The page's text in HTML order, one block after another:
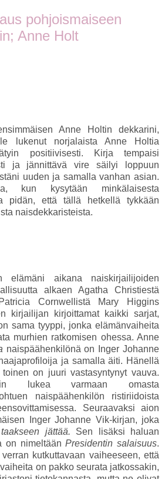
pohjoismaiseen
Anne Holt
Anne Holtin dekkarini,
lukenut norjalaista Anne Holtia
positiivisesti. Kirja tempaisi
ja jännittävä vire säilyi loppuun
uuden ja samalla vanhan asian.
kun kysytään minkälaisesta
pidän, että tällä hetkellä tykkään
naisdekkaristeista.
elämäni aikana naiskirjailijoiden
alkaen Agatha Christiestä
Cornwellistä Mary Higgins
kirjailijan kirjoittamat kaikki sarjat,
sama tyyppi, jonka elämänvaiheita
murhien ratkomisen ohessa. Anne
naispäähenkilönä on Inger Johanne
ja samalla äiti. Hänellä
on juuri vastasyntynyt vauva.
lukea varmaan omasta
naispäähenkilön ristiriidoista
Seuraavaksi aion
Inger Johanne Vik-kirjan, joka
jättää. Sen lisäksi haluan
on nimeltäänPresidentin salaisuus.
kutkuttavaan vaiheeseen, että
on pakko seurata jatkossakin,